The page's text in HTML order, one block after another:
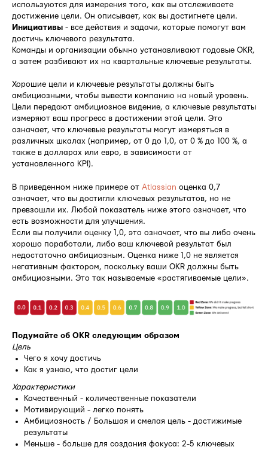
используются для измерения того, как вы отслеживаете
достижение цели. Он описывает, как вы достигнете цели.
Инициативы - все действия и задачи, которые помогут вам
достичь ключевого результата.
Команды и организации обычно устанавливают годовые OKR,
а затем разбивают их на квартальные ключевые результаты.
Хорошие цели и ключевые результаты должны быть
амбициозными, чтобы вывести компанию на новый уровень.
Цели передают амбициозное видение, а ключевые результаты
измеряют ваш прогресс в достижении этой цели. Это
означает, что ключевые результаты могут измеряться в
различных шкалах (например, от 0 до 1,0, от 0 % до 100 %, а
также в долларах или евро, в зависимости от
установленного KPI).
В приведенном ниже примере от Atlassian оценка 0,7
означает, что вы достигли ключевых результатов, но не
превзошли их. Любой показатель ниже этого означает, что
есть возможности для улучшения.
Если вы получили оценку 1,0, это означает, что вы либо очень
хорошо поработали, либо ваш ключевой результат был
недостаточно амбициозным. Оценка ниже 1,0 не является
негативным фактором, поскольку ваши OKR должны быть
амбициозными. Это так называемые «растягиваемые цели».
Подумайте об OKR следующим образом
Цель
Чего я хочу достичь
Как я узнаю, что достиг цели
Характеристики
Качественный - количественные показатели
Мотивирующий - легко понять
Амбициозность / Большая и смелая цель - достижимые
результаты
Меньше - больше для создания фокуса: 2-5 ключевых